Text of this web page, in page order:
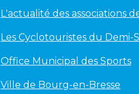
L'actualité des associations
Les Cyclotouristes du Demi-
Office Municipal des Sports
Ville de Bourg-en-Bresse